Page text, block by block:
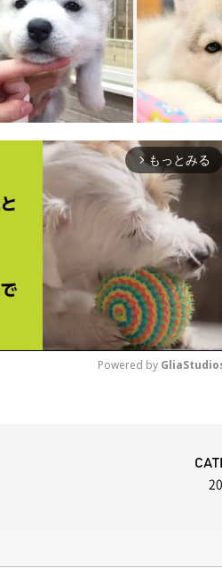
arrow_forward_ios もっとみる
Powered by